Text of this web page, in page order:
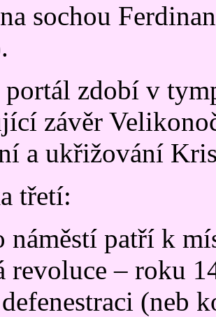
sochou
portál zdobí v
závěr
a ukřižování
třetí:
náměstí patří k
revoluce – roku
(neb